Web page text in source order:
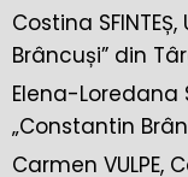
Costina
Brâncuși” din
Elena-Loredana
„Constantin
Carmen VULPE,